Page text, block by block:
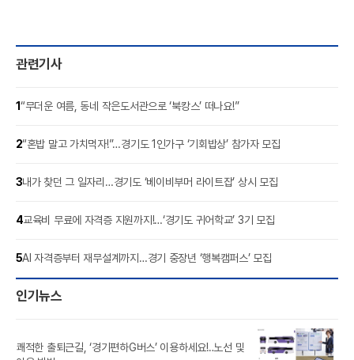
관련기사
1“무더운 여름, 동네 작은도서관으로 ‘북캉스’ 떠나요!”
2“혼밥 말고 가치먹자!”…경기도 1인가구 ‘기회밥상’ 참가자 모집
3내가 찾던 그 일자리…경기도 ‘베이비부머 라이트잡’ 상시 모집
4교육비 무료에 자격증 지원까지!…‘경기도 귀어학교’ 3기 모집
5AI 자격증부터 재무설계까지…경기 중장년 ‘행복캠퍼스’ 모집
인기뉴스
쾌적한 출퇴근길, ‘경기편하G버스’ 이용하세요!‥노선 및